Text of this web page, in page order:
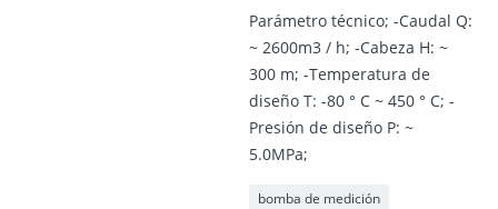
Parámetro técnico; -Caudal Q:
~ 2600m3 / h; -Cabeza H: ~
300 m; -Temperatura de
diseño T: -80 ° C ~ 450 ° C; -
Presión de diseño P: ~
5.0MPa;
bomba de medición